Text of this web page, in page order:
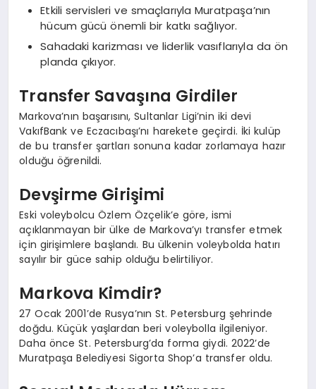
Etkili servisleri ve smaçlarıyla Muratpaşa’nın
hücum gücü önemli bir katkı sağlıyor.
Sahadaki karizması ve liderlik vasıflarıyla da ön
planda çıkıyor.
Transfer Savaşına Girdiler
Markova’nın başarısını, Sultanlar Ligi’nin iki devi
VakıfBank ve Eczacıbaşı’nı harekete geçirdi. İki kulüp
de bu transfer şartları sonuna kadar zorlamaya hazır
olduğu öğrenildi.
Devşirme Girişimi
Eski voleybolcu Özlem Özçelik’e göre, ismi
açıklanmayan bir ülke de Markova’yı transfer etmek
için girişimlere başlandı. Bu ülkenin voleybolda hatırı
sayılır bir güce sahip olduğu belirtiliyor.
Markova Kimdir?
27 Ocak 2001’de Rusya’nın St. Petersburg şehrinde
doğdu. Küçük yaşlardan beri voleybolla ilgileniyor.
Daha önce St. Petersburg’da forma giydi. 2022’de
Muratpaşa Belediyesi Sigorta Shop’a transfer oldu.